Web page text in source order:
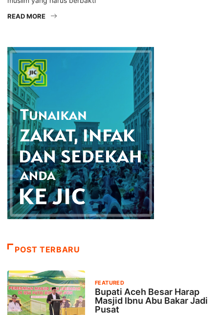
READ MORE
POST TERBARU
FEATURED
Bupati Aceh Besar Harap
Masjid Ibnu Abu Bakar Jadi
Pusat